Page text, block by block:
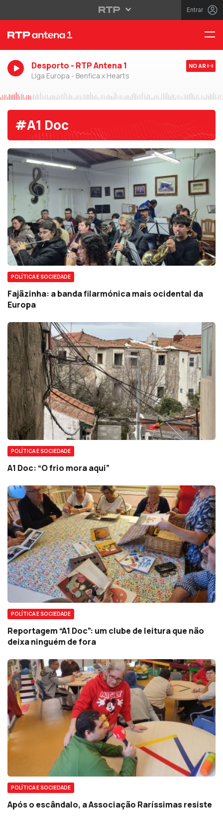
Entrar
Desporto - RTP Antena 1
Liga Europa - Benfica x Hearts
NO AR
#A1 Doc
POLÍTICA E SOCIEDADE
Fajãzinha: a banda filarmónica mais ocidental da
Europa
POLÍTICA E SOCIEDADE
A1 Doc: “O frio mora aqui”
POLÍTICA E SOCIEDADE
Reportagem “A1 Doc”: um clube de leitura que não
deixa ninguém de fora
POLÍTICA E SOCIEDADE
Após o escândalo, a Associação Raríssimas resiste